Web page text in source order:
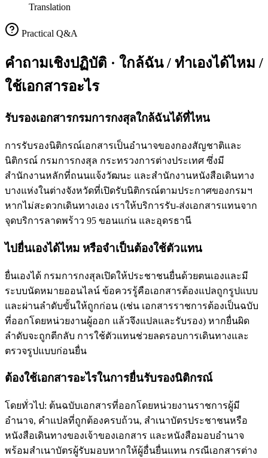
Translation
Practical Q&A
คำถามเชิงปฏิบัติ · ใกล้ฉัน / ทำเองได้ไหม /
ใช้เอกสารอะไร
รับรองเอกสารกรมการกงสุลใกล้ฉันได้ที่ไหน
การรับรองนิติกรณ์เอกสารเป็นอำนาจของกองสัญชาติและ
นิติกรณ์ กรมการกงสุล กระทรวงการต่างประเทศ ซึ่งมี
สำนักงานหลักที่ถนนแจ้งวัฒนะ และสำนักงานหนังสือเดินทาง
บางแห่งในต่างจังหวัดที่เปิดรับนิติกรณ์ตามประกาศของกรมฯ
หากไม่สะดวกเดินทางเอง เราให้บริการรับ-ส่งเอกสารแทนจาก
จุดบริการลาดพร้าว 95 ขอนแก่น และอุดรธานี
ไปยื่นเองได้ไหม หรือจำเป็นต้องใช้ตัวแทน
ยื่นเองได้ กรมการกงสุลเปิดให้ประชาชนยื่นด้วยตนเองและมี
ระบบนัดหมายออนไลน์ ข้อควรรู้คือเอกสารต้องแปลถูกรูปแบบ
และผ่านลำดับขั้นให้ถูกก่อน (เช่น เอกสารราชการต้องเป็นฉบับ
ที่ออกโดยหน่วยงานผู้ออก แล้วจึงแปลและรับรอง) หากยื่นผิด
ลำดับจะถูกตีกลับ การใช้ตัวแทนช่วยลดรอบการเดินทางและ
ตรวจรูปแบบก่อนยื่น
ต้องใช้เอกสารอะไรในการยื่นรับรองนิติกรณ์
โดยทั่วไป: ต้นฉบับเอกสารที่ออกโดยหน่วยงานราชการผู้มี
อำนาจ, คำแปลที่ถูกต้องครบถ้วน, สำเนาบัตรประชาชนหรือ
หนังสือเดินทางของเจ้าของเอกสาร และหนังสือมอบอำนาจ
พร้อมสำเนาบัตรผู้รับมอบหากให้ผู้อื่นยื่นแทน กรณีเอกสารต่าง